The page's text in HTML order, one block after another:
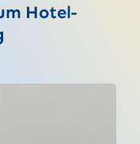
Hotel-